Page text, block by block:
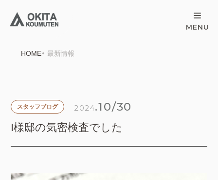
HOME 最新情報
スタッフブログ 2024.10/30
I様邸の気密検査でした